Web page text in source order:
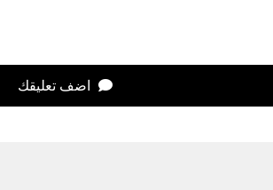
اضف تعليقك